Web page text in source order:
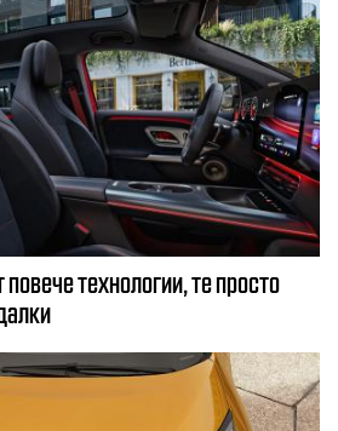
технологии, те просто